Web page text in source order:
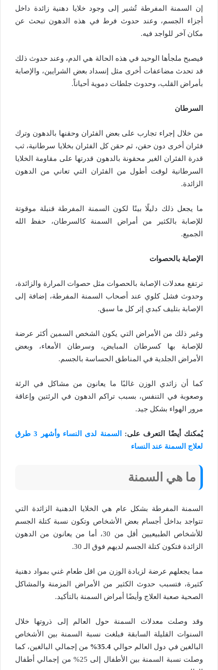
إن السمنة المفرطة تُشير إلى وجود خلايا دهنية زائدة داخل
أجزاء الجسم، وعند حدوث فرط في هذه الدهون تبحث عن
مكان آخر للواجد فيه.
فيصبح ملجأها الوحيد في هذه الحالة هي الدم، وعند حدوث ذلك
قد تحدث مضاعفات أخرى مثل إنسداد بعض الشرايين، والإصابة
بأمراض القلب، وحدوث جلطات دموية أحياناً.
السرطان
من خلال إجراء تجارب على بعض الفئران وحقنها بالدهون وترك
فئران أخرى دون حقن، ثم حقن كل الفئران بخلايا سرطانية، ثب
قدرة الفئران الغير محقونة بالدهون قدرتها على مقاومة الخلايا
السرطانية لوقت أطول من الفئران التي تعاني من الدهون
الزائدة.
ما يجعل ذلك دليلًا بينًا لكون السمنة المفرطة قنبلة موقوتة
للإصابة بالكثير من أمراض السمنة كالسرطان، حفظ الله
الجميع.
الإصابة بالحصوات
ترتفع معدلات الإصابة بالحصوات مثل حصوات المرارة والزائدة،
وحدوث فشل كلوي عند أصحاب السمنة المفرطة، إضافة إلى
الإصابة بتليف كبدي إثر كل ما سبق.
وغير ذلك من الأمراض التي يكون الشخص السمين أكثر عرضة
للإصابة بها كسرطان المبايض، وسرطان الأمعاء، وبعض
الأمراض الجلدية في المناطق الحساسة بالجسم.
كما أن زائدي الوزن غالبًا ما يعانون من مشاكل في الرئة
وصعوبة في التنفس، بسبب تراكم الدهون في الرئتين وإعاقة
مرور الهواء بشكل جيد.
يُمكنك أيضًا التعرف على:
السمنة لدى النساء وأشهر 3 طرق
لعلاج السمنة عند النساء
ما هي السمنة
السمنة المفرطة بشكل عام هي الخلايا الدهنية الزائدة التي
تتواجد بداخل أجسام بعض الأشخاص وتكون نسبة كتلة الجسم
للأشخاص الطبيعيين أقل من 30، أما من يعانون من الدهون
الزائدة فتكون كتلة الجسم لديهم فوق الـ 30.
مما يجعلهم عرضة لزيادة الوزن من اقل طعام غني بمواد دهنية
كثيرة، فتسبب حدوث الكثير من الأمراض المزمنة والمشاكل
الصحية صعبة العلاج وأيضًا أمراض السمنة بالتأكيد.
وقد وصلت معدلات السمنة حول العالم إلى ذروتها خلال
السنوات القليلة السابقة فبلغت نسبة السمنة بين الأشخاص
البالغين في دول العالم حوالي 35.4%
من إجمالي البالغين، كما
وصلت نسبة السمنة بين الأطفال إلى 25% من إجمالي أطفال